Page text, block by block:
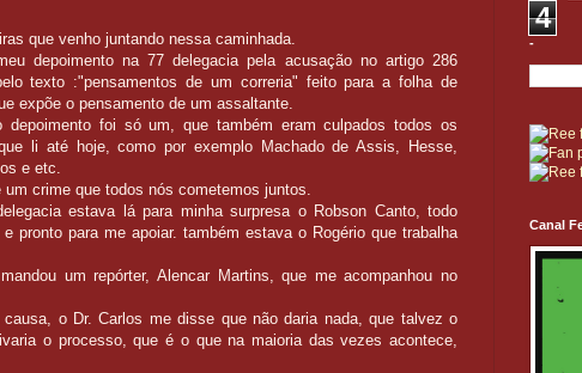
que venho juntando nessa caminhada.
depoimento na 77 delegacia pela acusação no artigo 286
texto :"pensamentos de um correria" feito para a folha de
expõe o pensamento de um assaltante.
depoimento foi só um, que também eram culpados todos os
li até hoje, como por exemplo Machado de Assis, Hesse,
e etc.
um crime que todos nós cometemos juntos.
estava lá para minha surpresa o Robson Canto, todo
pronto para me apoiar. também estava o Rogério que trabalha
um repórter, Alencar Martins, que me acompanhou no
causa, o Dr. Carlos me disse que não daria nada, que talvez o
o processo, que é o que na maioria das vezes acontece,
4
-
Canal